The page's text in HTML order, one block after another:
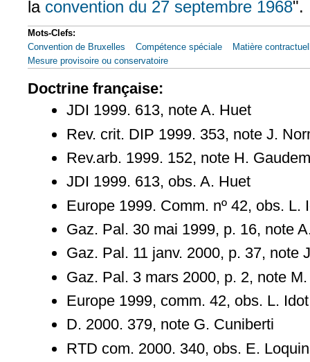
la convention du 27 septembre 1968(le
".
Mots-Clefs:
Convention de Bruxelles
Compétence spéciale
Matière
Mesure provisoire ou conservatoire
Doctrine française:
JDI 1999. 613, note A. Huet
Rev. crit. DIP 1999. 353, note J.
Rev.arb. 1999. 152, note H.
JDI 1999. 613, obs. A. Huet
Europe 1999. Comm. nº 42, obs. L.
Gaz. Pal. 30 mai 1999, p. 16, note
Gaz. Pal. 11 janv. 2000, p. 37, note
Gaz. Pal. 3 mars 2000, p. 2, note
Europe 1999, comm. 42, obs. L. Idot
D. 2000. 379, note G. Cuniberti
RTD com. 2000. 340, obs. E. Loquin